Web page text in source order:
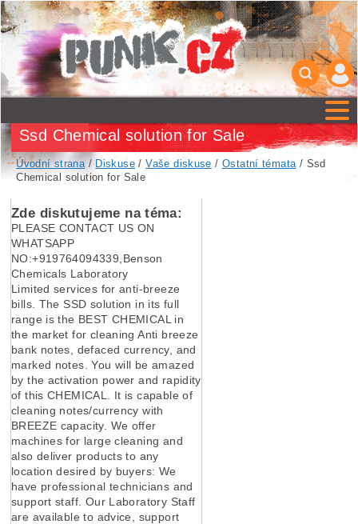
Ssd Chemical solution for Sale
Úvodní strana/ Diskuse /Vaše diskuse / Ostatní témata/ Ssd
Chemical solution for Sale
Zde diskutujeme na téma:
PLEASE CONTACT US ON
WHATSAPP
NO:+919764094339,Benson
Chemicals Laboratory
Limited services for anti-breeze
bills. The SSD solution in its full
range is the BEST CHEMICAL in
the market for cleaning Anti breeze
bank notes, defaced currency, and
marked notes. You will be amazed
by the activation power and rapidity
of this CHEMICAL. It is capable of
cleaning notes/currency with
BREEZE capacity. We offer
machines for large cleaning and
also deliver products to any
location desired by buyers: We
have professional technicians and
support staff. Our Laboratory Staff
are available to advice, support